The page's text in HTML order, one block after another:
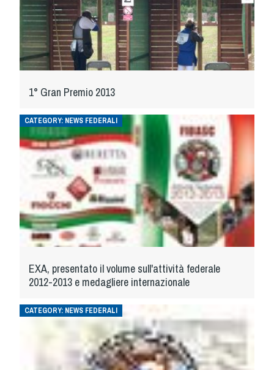
1° Gran Premio 2013
CATEGORY: NEWS FEDERALI
EXA, presentato il volume sull'attività federale
2012-2013 e medagliere internazionale
CATEGORY: NEWS FEDERALI
Albo Atleti Cinofili
Guida Locandine Ufficiali
Tiro di Campagna
Tiro a Palla
Tiro con l'arco da caccia
Field Target
Paintball
Softair
Agility
DiscDog
Dog Balance